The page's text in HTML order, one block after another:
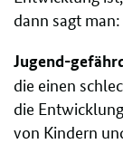
dann sagt
Jugend-
die einen
die
von Kindern